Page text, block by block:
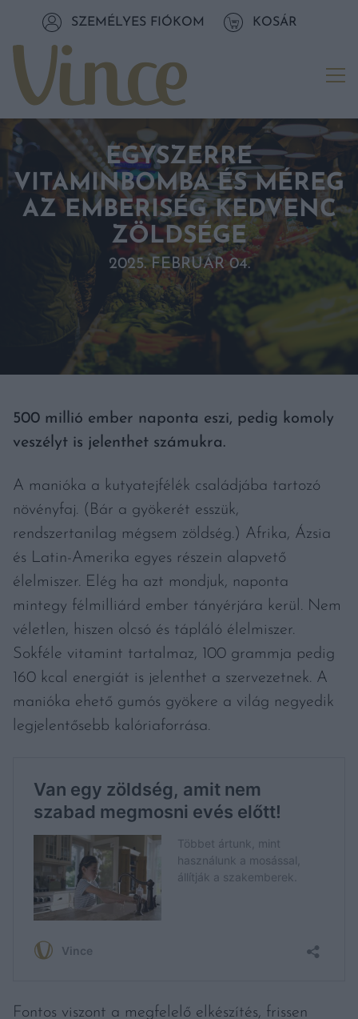
Tovább a tartalomhozSZEMÉLYES FIÓKOM KOSÁR
EGYSZERRE
VITAMINBOMBA ÉS MÉREG
AZ EMBERISÉG KEDVENC
ZÖLDSÉGE
2025. FEBRUÁR 04.
500 millió ember naponta eszi, pedig komoly
veszélyt is jelenthet számukra.
A manióka a kutyatejfélék családjába tartozó
növényfaj. (Bár a gyökerét esszük,
rendszertanilag mégsem zöldség.) Afrika, Ázsia
és Latin-Amerika egyes részein alapvető
élelmiszer. Elég ha azt mondjuk, naponta
mintegy félmilliárd ember tányérjára kerül. Nem
véletlen, hiszen olcsó és tápláló élelmiszer.
Sokféle vitamint tartalmaz, 100 grammja pedig
160 kcal energiát is jelenthet a szervezetnek. A
manióka ehető gumós gyökere a világ negyedik
legjelentősebb kalóriaforrása.
Fontos viszont a megfelelő elkészítés, frissen